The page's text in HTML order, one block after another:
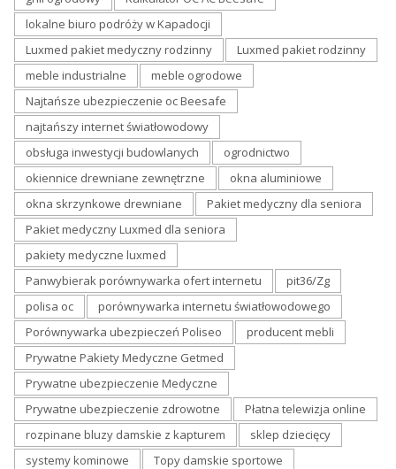
lokalne biuro podróży w Kapadocji
Luxmed pakiet medyczny rodzinny
Luxmed pakiet rodzinny
meble industrialne
meble ogrodowe
Najtańsze ubezpieczenie oc Beesafe
najtańszy internet światłowodowy
obsługa inwestycji budowlanych
ogrodnictwo
okiennice drewniane zewnętrzne
okna aluminiowe
okna skrzynkowe drewniane
Pakiet medyczny dla seniora
Pakiet medyczny Luxmed dla seniora
pakiety medyczne luxmed
Panwybierak porównywarka ofert internetu
pit36/Zg
polisa oc
porównywarka internetu światłowodowego
Porównywarka ubezpieczeń Poliseo
producent mebli
Prywatne Pakiety Medyczne Getmed
Prywatne ubezpieczenie Medyczne
Prywatne ubezpieczenie zdrowotne
Płatna telewizja online
rozpinane bluzy damskie z kapturem
sklep dziecięcy
systemy kominowe
Topy damskie sportowe